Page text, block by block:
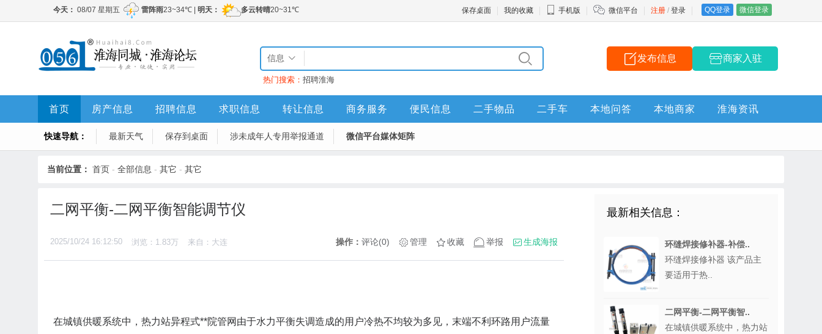
注册 / 登录 QQ登录 微信登录
保存桌面 我的收藏 手机版 微信平台
信息
热门搜索： 招聘淮海
发布信息 商家入驻
首页 房产信息 招聘信息 求职信息 转让信息 商务服务 便民信息 二手物品 二手车 本地问答 本地商家 淮海资讯
快速导航： 最新天气 保存到桌面 涉未成年人专用举报通道 微信平台媒体矩阵
当前位置： 首页 - 全部信息 - 其它 - 其它
二网平衡-二网平衡智能调节仪
2025/10/24 16:12:50 浏览：1.83万 来自：大连 操作： 评论(0) 管理 收藏 举报 生成海报
在城镇供暖系统中，热力站异程式**院管网由于水力平衡失调造成的用户冷热不均较为多见，末端不利环路用户流量
最新相关信息：
环缝焊接修补器-补偿..
环缝焊接修补器 该产品主
要适用于热..
二网平衡-二网平衡智..
在城镇供暖系统中，热力站